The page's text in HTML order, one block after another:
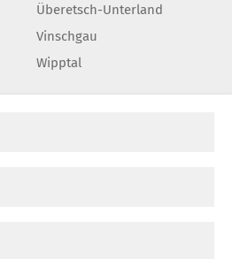
Überetsch-Unterland
Vinschgau
Wipptal